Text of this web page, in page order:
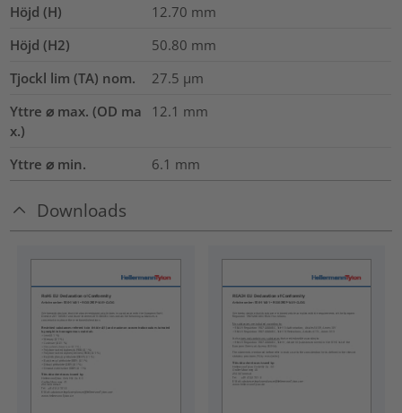
Höjd (H) 12.70 mm
Höjd (H2)
50.80 mm
Tjockl lim (TA) nom.
27.5 µm
Yttre ⌀ max. (OD ma
x.)
12.1 mm
Yttre ⌀ min. 6.1 mm
Downloads